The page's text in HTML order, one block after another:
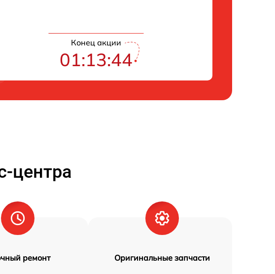
Конец акции
01:13:43
центра
ремонт Оригинальные запчасти